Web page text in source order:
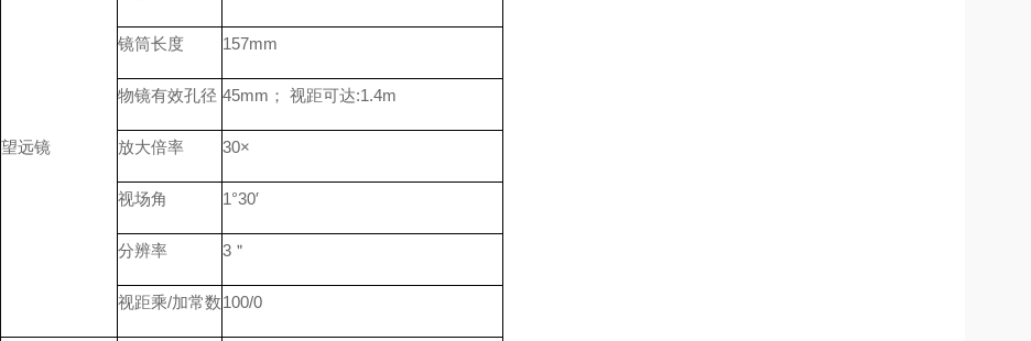
望远镜
镜筒长度 157mm
物镜有效孔径 45mm； 视距可达:1.4m
放大倍率 30×
视场角 1°30′
分辨率 3＂
视距乘/加常数100/0